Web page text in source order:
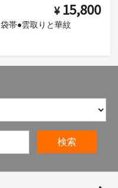
¥ 15,800
袋帯●雲取りと華紋
検索